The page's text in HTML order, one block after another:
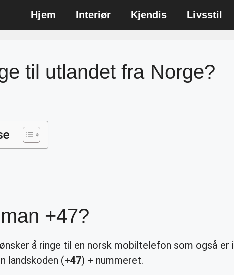
Hjem Interiør Kjendis Livsstil
til utlandet fra Norge?
+47?
å ringe til en norsk mobiltelefon som også er i
landskoden (+47) + nummeret.